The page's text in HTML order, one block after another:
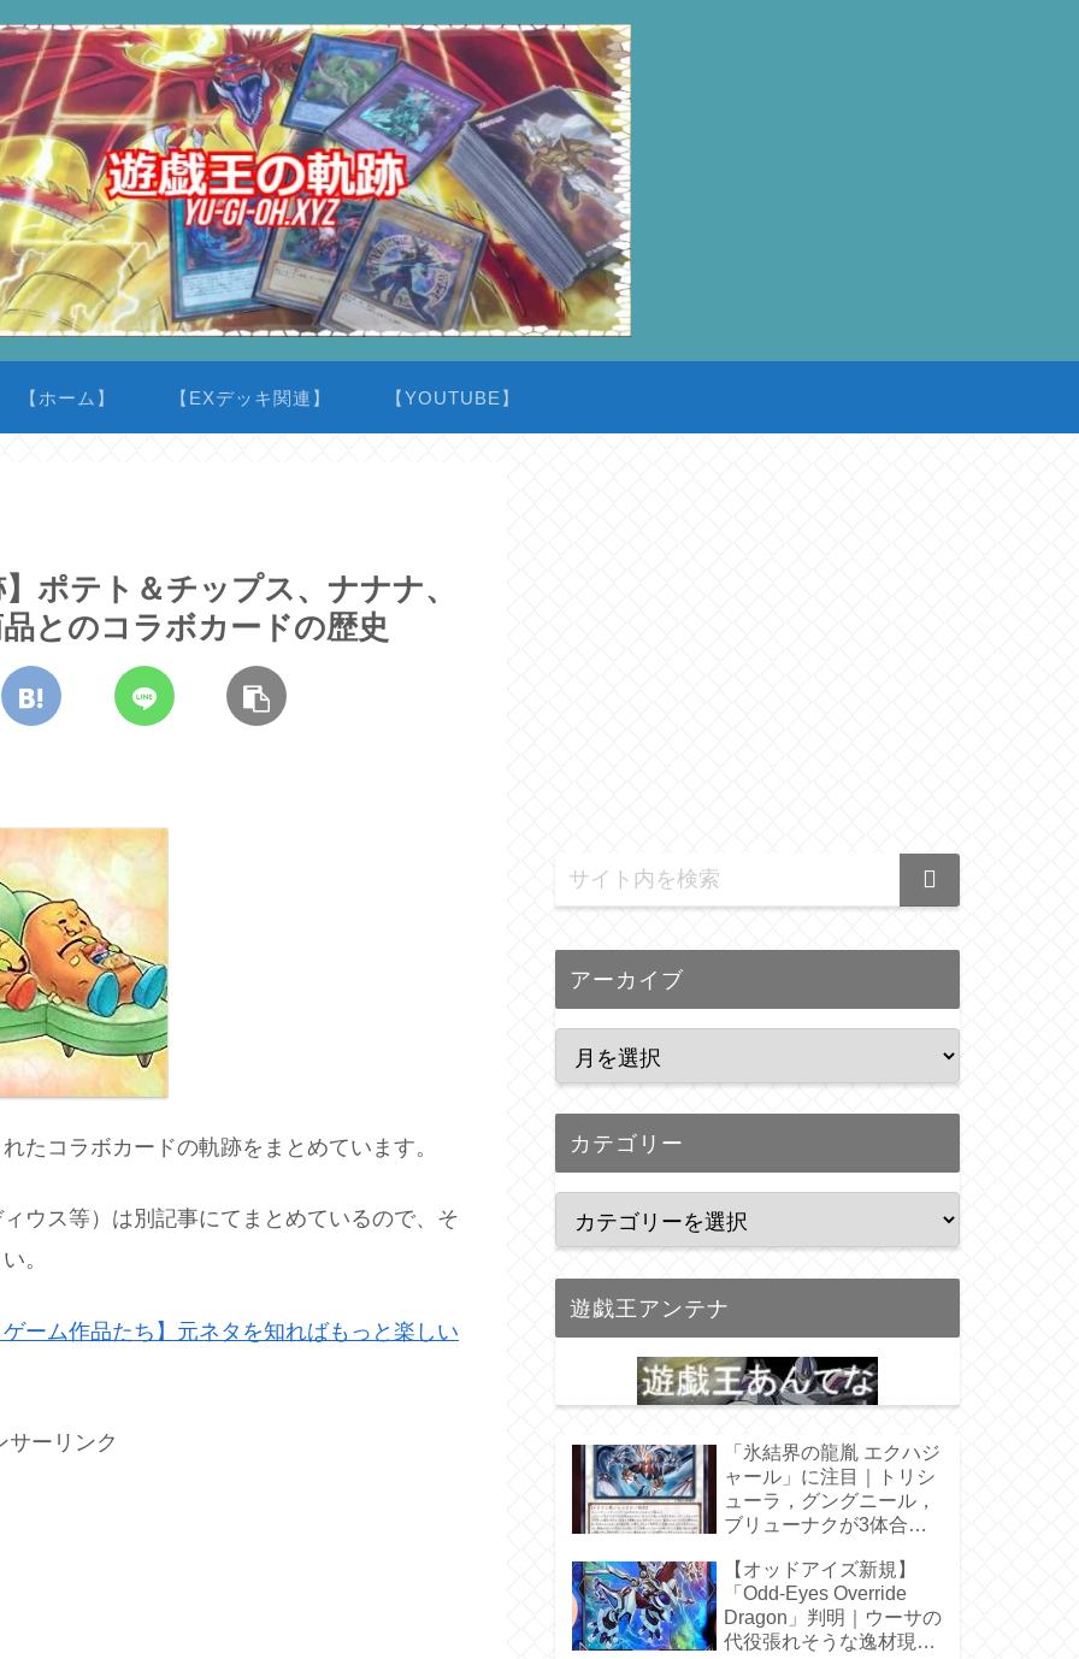
【ホーム】 【EXデッキ関連】 【YOUTUBE】
ポテト＆チップス、ナナナ、
とのコラボカードの歴史
たコラボカードの軌跡をまとめています。
ウス等）は別記事にてまとめているので、そ
。
ーム作品たち】元ネタを知ればもっと楽しい
サーリンク
アーカイブ
カテゴリー
遊戯王アンテナ
「氷結界の龍胤 エクハジ
ャール」に注目｜トリシ
ューラ，グングニール，
ブリューナクが3体合
【オッドアイズ新規】
「Odd-Eyes Override
Dragon」判明｜ウーサの
代役張れそうな逸材現